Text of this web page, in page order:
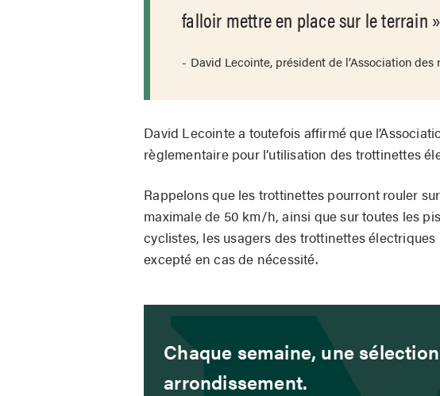
falloir mettre en place sur le terrain
David Lecointe, président de l’Association
David Lecointe a toutefois affirmé que
règlementaire pour l’utilisation des trottinettes
Rappelons que les trottinettes pourront rouler
maximale de 50 km/h, ainsi que sur toutes les
cyclistes, les usagers des trottinettes
excepté en cas de nécessité.
Chaque semaine, une
arrondissement.